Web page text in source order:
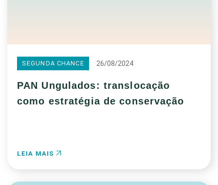
SEGUNDA CHANCE 26/08/2024
PAN Ungulados: translocação
como estratégia de conservação
LEIA MAIS